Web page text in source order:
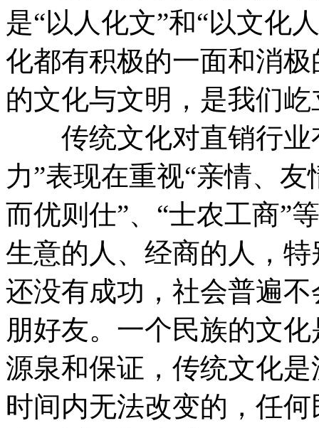
是“以人化文”和“以文化
化都有积极的一面和消
的文化与文明，是我们
传统文化对直销行业
力”表现在重视“亲情、
而优则仕”、“士农工商”
生意的人、经商的人，
还没有成功，社会普遍
朋好友。一个民族的文
源泉和保证，传统文化
时间内无法改变的，任